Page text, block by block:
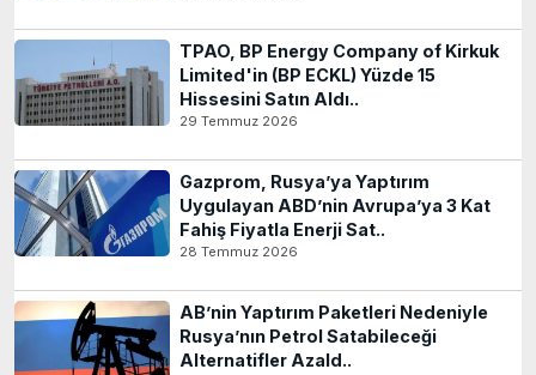
TPAO, BP Energy Company of Kirkuk
Limited'in (BP ECKL) Yüzde 15
Hissesini Satın Aldı..
29 Temmuz 2026
Gazprom, Rusya’ya Yaptırım
Uygulayan ABD’nin Avrupa’ya 3 Kat
Fahiş Fiyatla Enerji Sat..
28 Temmuz 2026
AB’nin Yaptırım Paketleri Nedeniyle
Rusya’nın Petrol Satabileceği
Alternatifler Azald..